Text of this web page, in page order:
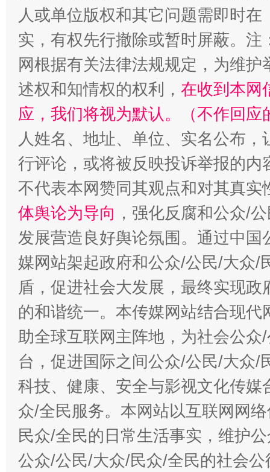
扯下公款旅游的“隐身衣” 如何以
“蜀中异人”王建安的艺术幻境
人或单位版权和其它问题需即时在
实，有权先行撤除或暂时屏蔽。
网根据有关法律法规规定，为维
述权和知情权的权利， 在收到本网
应，我们将视为默认。（不作回应
人姓名、地址、单位、实名公布
行评论，或将被反映投诉举报的
不代表本网赞同其观点和对其真实
体舆论为导向 ，强化反腐和公众/
发展营造良好舆论氛围。通过中
媒网站架起政府和公众/公民/大众/
盾，促进社会大发展，最终实现
的和谐统一。本传媒网站结合现
助全球互联网主阵地，为社会公
台，促进国际之间公众/公民/大众/
科技、健康、安全与影视文化传
众/全民服务。本网站以互联网网
民众/全民的日常生活事实，维护
公众/公民/大众/民众/全民的社会公